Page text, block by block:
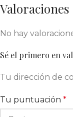
Valoraciones
No hay
Sé el primero en
Tu dirección de
Tu puntuación *